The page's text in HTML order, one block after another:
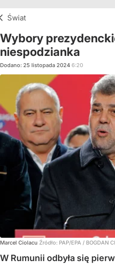
Świat
Wybory
niespodzianka
Dodano: 25 listopada 2024 6:20
Marcel Ciolacu Źródło: PAP/EPA / BOGDAN
W Rumunii odbyła się